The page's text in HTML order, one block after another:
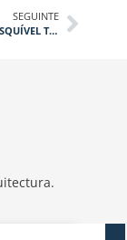
SEGUINTE
PRÉMIO RICARDO ESQUÍVEL TEIXEIRA DUARTE